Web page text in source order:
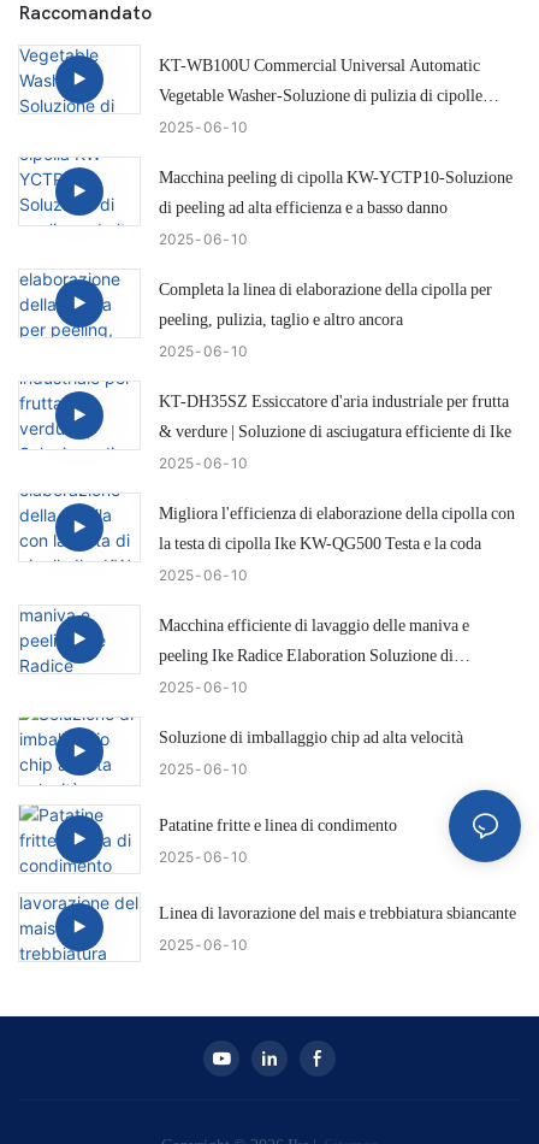
Raccomandato
KT-WB100U Commercial Universal Automatic
Vegetable Washer-Soluzione di pulizia di cipolle
efficiente e intelligente
2025 06 10
Macchina peeling di cipolla KW-YCTP10-Soluzione
di peeling ad alta efficienza e a basso danno
2025 06 10
Completa la linea di elaborazione della cipolla per
peeling, pulizia, taglio e altro ancora
2025 06 10
KT-DH35SZ Essiccatore d'aria industriale per frutta
& verdure | Soluzione di asciugatura efficiente di Ike
2025 06 10
Migliora l'efficienza di elaborazione della cipolla con
la testa di cipolla Ike KW-QG500 Testa e la coda
2025 06 10
Macchina efficiente di lavaggio delle maniva e
peeling Ike Radice Elaboration Soluzione di
elaborazione
2025 06 10
Soluzione di imballaggio chip ad alta velocità
2025 06 10
Patatine fritte e linea di condimento
2025 06 10
Linea di lavorazione del mais e trebbiatura sbiancante
2025 06 10